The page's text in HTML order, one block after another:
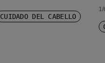
CUIDADO DEL CABELLO